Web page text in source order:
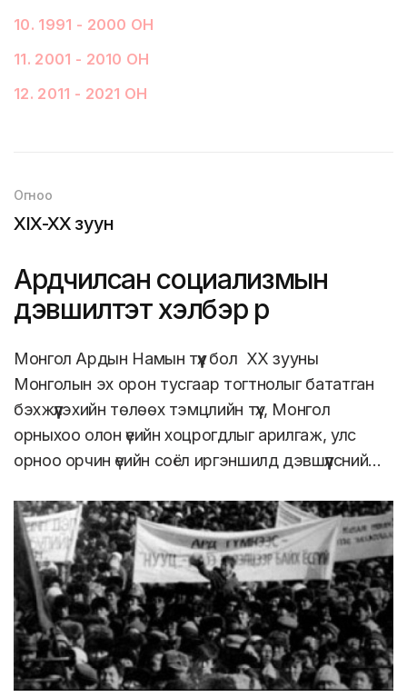
10. 1991 - 2000 ОН
11. 2001 - 2010 ОН
12. 2011 - 2021 ОН
Огноо
XIX-XX зуун
Ардчилсан социализмын
дэвшилтэт хэлбэр рүү
Монгол Ардын Намын түүх бол ХХ зууны
Монголын эх орон тусгаар тогтнолыг бататган
бэхжүүлэхийн төлөөх тэмцлийн түүх, Монгол
орныхоо олон үеийн хоцрогдлыг арилгаж, улс
орноо орчин үеийн соёл иргэншилд дэвшүүлсний…